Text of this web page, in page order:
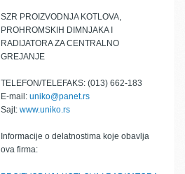
SZR PROIZVODNJA KOTLOVA,
PROHROMSKIH DIMNJAKA I
RADIJATORA ZA CENTRALNO
GREJANJE
TELEFON/TELEFAKS: (013) 662-183
E-mail: uniko@panet.rs
Sajt: www.uniko.rs
Informacije o delatnostima koje obavlja
ova firma: